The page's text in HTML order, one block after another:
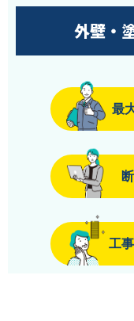
外壁・
最
工